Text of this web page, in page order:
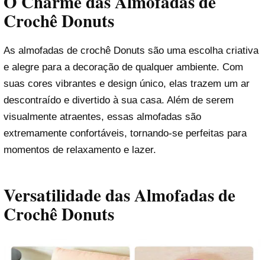
Crochê Donuts
As almofadas de crochê Donuts são uma escolha criativa
e alegre para a decoração de qualquer ambiente. Com
suas cores vibrantes e design único, elas trazem um ar
descontraído e divertido à sua casa. Além de serem
visualmente atraentes, essas almofadas são
extremamente confortáveis, tornando-se perfeitas para
momentos de relaxamento e lazer.
Versatilidade das Almofadas de
Crochê Donuts